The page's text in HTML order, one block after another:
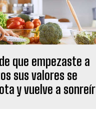
que empezaste a
sus valores se
y vuelve a sonreír